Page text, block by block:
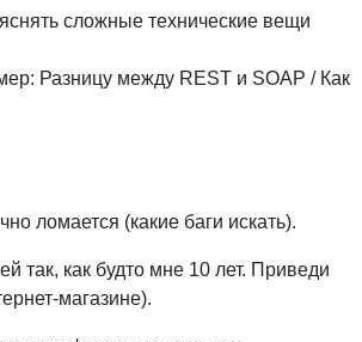
сложные технические вещи
Разницу между REST и SOAP / Как
ломается (какие баги искать).
так, как будто мне 10 лет. Приведи
магазине).